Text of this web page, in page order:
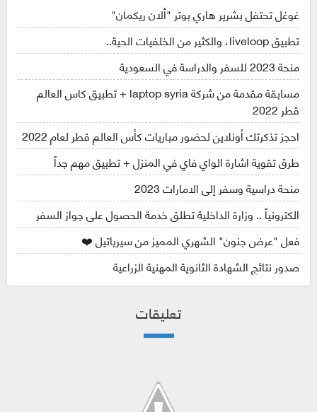
غوغل تحتفل بشرير هاري بوتر "ألان ريكمان"
تطبيق liveloop، والكثير من الخلفيات الحية..
منحة 2023 للسفر والدراسة في السعودية
مسابقة مقدمة من شركة laptop syria + تطبيق كاس العالم
قطر 2022
احجز تذكرتك أونلاين لحضور مباريات كأس العالم قطر لعام 2022
طرق تقوية اشارة الواي فاي في المنزل + تطبيق مهم جداً
منحة دراسية وسفر إلى الامارات 2023
الكترونياً .. وزارة الداخلية تطلق خدمة الحصول على جواز السفر
فعل "عرض جنون" الشهري المميز من سيرياتيل ❤️
صدور نتائج الشهادة الثانوية المهنية الزراعية
تعليقات